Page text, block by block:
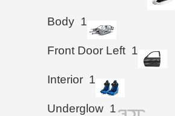
Body 1
Front Door Left 1
Interior 1
Underglow 1